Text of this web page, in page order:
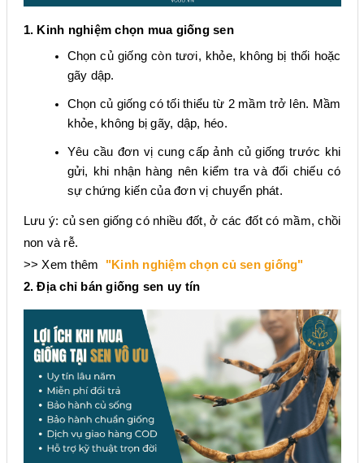
1. Kinh nghiệm chọn mua giống sen
Chọn củ giống còn tươi, khỏe, không bị thối hoặc
gãy dập.
Chọn củ giống có tối thiểu từ 2 mầm trở lên. Mầm
khỏe, không bị gãy, dập, héo.
Yêu cầu đơn vị cung cấp ảnh củ giống trước khi
gửi, khi nhận hàng nên kiểm tra và đối chiếu có
sự chứng kiến của đơn vị chuyển phát.
Lưu ý: củ sen giống có nhiều đốt, ở các đốt có mầm, chồi
non và rễ.
>> Xem thêm "Kinh nghiệm chọn củ sen giống"
2. Địa chỉ bán giống sen uy tín